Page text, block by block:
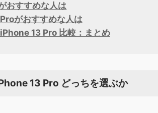
おすすめな人は
がおすすめな人は
13 Pro 比較：まとめ
13 Pro どっちを選ぶか